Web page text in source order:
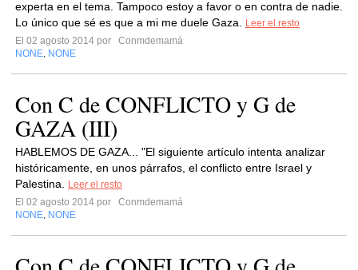
experta en el tema. Tampoco estoy a favor o en contra de nadie.
Lo único que sé es que a mi me duele Gaza.
Leer el resto
El 02 agosto 2014 por
Conmdemamá
NONE NONE
Con C de CONFLICTO y G de
GAZA (III)
HABLEMOS DE GAZA... "El siguiente artículo intenta analizar
históricamente, en unos párrafos, el conflicto entre Israel y
Palestina.
Leer el resto
El 02 agosto 2014 por
Conmdemamá
NONE NONE